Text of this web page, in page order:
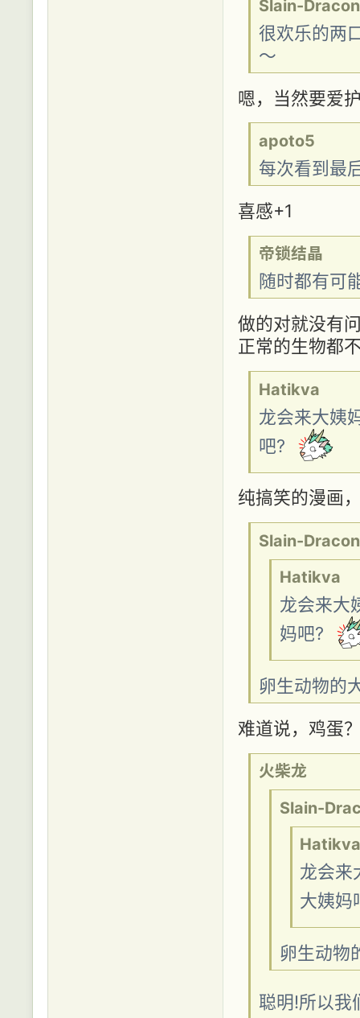
Slain-Dracon
很欢乐的两
～
嗯，当然要爱
apoto5
每次看到最
喜感+1
帝锁结晶
随时都有可
做的对就没有
正常的生物都
Hatikva
龙会来大姨
吧?
纯搞笑的漫画
Slain-Dracon
Hatikva
龙会来大
妈吧?
卵生动物的
难道说，鸡蛋
火柴龙
Slain-
龙会来
大姨
卵生动物
聪明!所以我